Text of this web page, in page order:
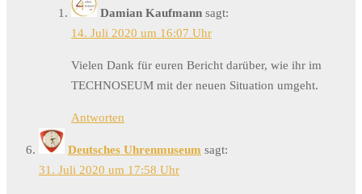
Damian Kaufmann sagt:
14. Juli 2020 um 16:07 Uhr
Vielen Dank für euren Bericht darüber, wie ihr im
TECHNOSEUM mit der neuen Situation umgeht.
Antworten
Deutsches Uhrenmuseum sagt:
31. Juli 2020 um 17:58 Uhr